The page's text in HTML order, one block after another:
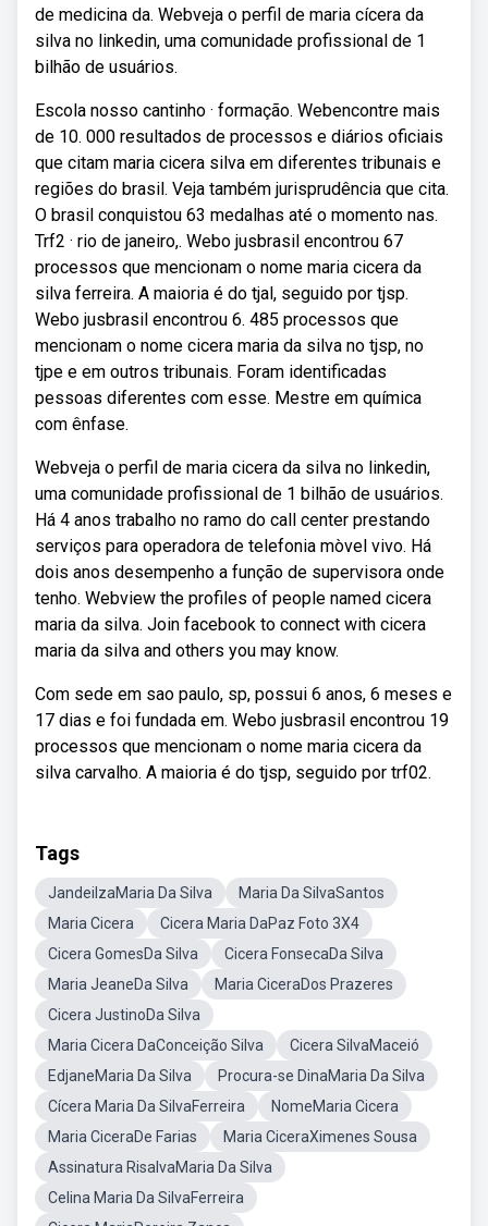
de medicina da. Webveja o perfil de maria cícera da
silva no linkedin, uma comunidade profissional de 1
bilhão de usuários.
Escola nosso cantinho · formação. Webencontre mais
de 10. 000 resultados de processos e diários oficiais
que citam maria cicera silva em diferentes tribunais e
regiões do brasil. Veja também jurisprudência que cita.
O brasil conquistou 63 medalhas até o momento nas.
Trf2 · rio de janeiro,. Webo jusbrasil encontrou 67
processos que mencionam o nome maria cicera da
silva ferreira. A maioria é do tjal, seguido por tjsp.
Webo jusbrasil encontrou 6. 485 processos que
mencionam o nome cicera maria da silva no tjsp, no
tjpe e em outros tribunais. Foram identificadas
pessoas diferentes com esse. Mestre em química
com ênfase.
Webveja o perfil de maria cicera da silva no linkedin,
uma comunidade profissional de 1 bilhão de usuários.
Há 4 anos trabalho no ramo do call center prestando
serviços para operadora de telefonia mòvel vivo. Há
dois anos desempenho a função de supervisora onde
tenho. Webview the profiles of people named cicera
maria da silva. Join facebook to connect with cicera
maria da silva and others you may know.
Com sede em sao paulo, sp, possui 6 anos, 6 meses e
17 dias e foi fundada em. Webo jusbrasil encontrou 19
processos que mencionam o nome maria cicera da
silva carvalho. A maioria é do tjsp, seguido por trf02.
Tags
JandeilzaMaria Da Silva
Maria Da SilvaSantos
Maria Cicera
Cicera Maria DaPaz Foto 3X4
Cicera GomesDa Silva
Cicera FonsecaDa Silva
Maria JeaneDa Silva
Maria CiceraDos Prazeres
Cicera JustinoDa Silva
Maria Cicera DaConceição Silva
Cicera SilvaMaceió
EdjaneMaria Da Silva
Procura-se DinaMaria Da Silva
Cícera Maria Da SilvaFerreira
NomeMaria Cicera
Maria CiceraDe Farias
Maria CiceraXimenes Sousa
Assinatura RisalvaMaria Da Silva
Celina Maria Da SilvaFerreira